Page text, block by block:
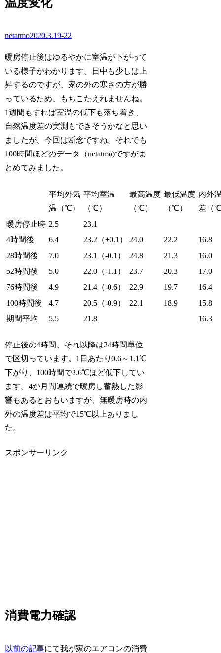
温度変化
netatmo2020.3.19-22
暖房停止後はゆるやかに室温が下がって
いる様子がわかります。日中も少しは上
昇するのですが、家の外の寒さの方が勝
っているため、もちこたえれませんね。
1週間もすれば室温の低下も落ち着き、
自然温度差の実測もできそうかなと思い
ましたが、今回は断念ですね。それでも
100時間ほどのデータ（netatmo)ですがま
とめてみました。
平均外気
温（℃）
平均室温
（℃）
最高温度
（℃）
最低温度
（℃）
内外
差（
暖房停止時 2.5
23.1
4時間後
6.4 23.2（+0.1） 24.0 22.2
16.8
28時間後
7.0 23.1（-0.1） 24.8 21.3
16.0
52時間後
5.0 22.0（-1.1） 23.7 20.3
17.0
76時間後
4.9 21.4（-0.6） 22.9 19.7
16.4
100時間後
4.7 20.5（-0.9） 22.1 18.9
15.8
期間平均
5.5 21.8 16.3
停止後の4時間、それ以降は24時間単位
で区切っています。1日あたり0.6～1.1℃
下がり、100時間で2.6℃ほど低下してい
ます。4か月間連続で暖房し蓄熱した影
響もあるとおもいますが、無暖房時の内
外の温度差は平均で15℃以上ありまし
た。
スポンサーリンク
消費電力確認
以前の記事にて我が家のエアコンの消費